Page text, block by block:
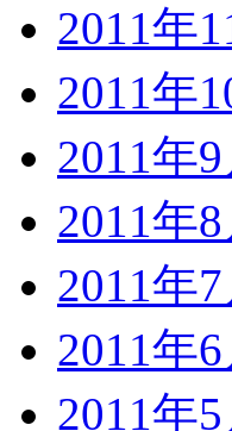
2011年
2011年
2011年9
2011年8
2011年7
2011年6
2011年5